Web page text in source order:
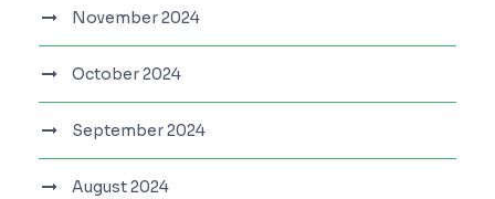
November 2024
October 2024
September 2024
August 2024